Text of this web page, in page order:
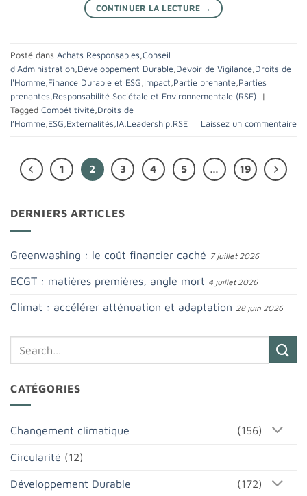
CONTINUER LA LECTURE →
Posté dans Achats Responsables Conseil
d'Administration Développement Durable Devoir de Vigilance Droits de
l'Homme Finance Durable et ESG Impact Partie prenante Parties
prenantes Responsabilité Sociétale et Environnementale (RSE)
|
Tagged Compétitivité Droits de
l’Homme ESG Externalités IA Leadership RSE Laissez un commentaire
1 2 3 4 5 … 19
DERNIERS ARTICLES
Greenwashing : le coût financier caché 7 juillet 2026
ECGT : matières premières, angle mort 4 juillet 2026
Climat : accélérer atténuation et adaptation 28 juin 2026
CATÉGORIES
Changement climatique (156)
Circularité (12)
Développement Durable (172)